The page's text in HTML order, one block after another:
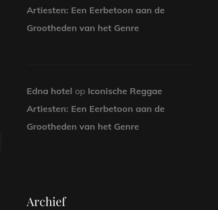
Artiesten: Een Eerbetoon aan de
Grootheden van het Genre
Edna hotel op Iconische Reggae
Artiesten: Een Eerbetoon aan de
Grootheden van het Genre
Archief